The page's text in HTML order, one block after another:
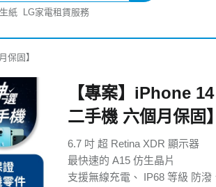
紙 LG家電租賃服務
保固】
【專案】iPhone
二手機 六個月保固】
6.7 吋 超 Retina XDR 顯示器
最快速的 A15 仿生晶片
支援無線充電、 IP68 等級 防潑